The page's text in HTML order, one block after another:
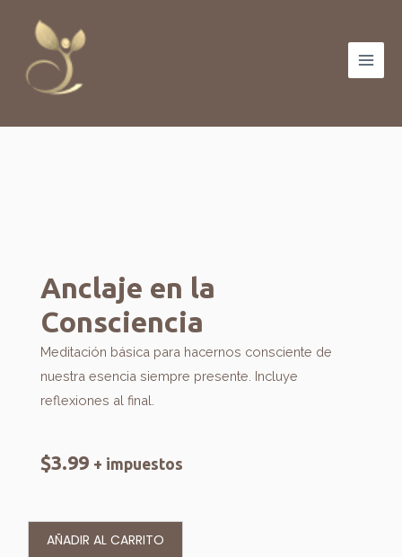
contenido
Anclaje en la
Consciencia
Meditación básica para hacernos consciente de
nuestra esencia siempre presente. Incluye
reflexiones al final.
$3.99 + impuestos
AÑADIR AL CARRITO